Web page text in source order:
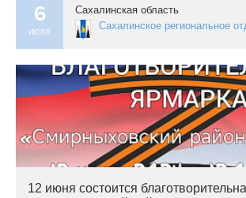
6
ИЮЛЯ
Сахалинская область
Сахалинское региональное
12 июня состоится